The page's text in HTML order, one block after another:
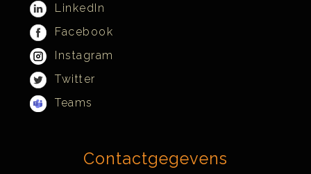
LinkedIn
Facebook
Instagram
Twitter
Teams
Contactgegevens